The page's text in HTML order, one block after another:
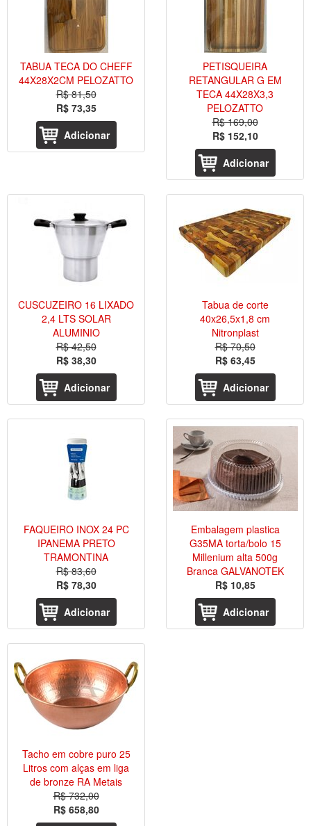
TABUA TECA DO CHEFF
44X28X2CM PELOZATTO
R$ 81,50
R$ 73,35
Adicionar
PETISQUEIRA
RETANGULAR G EM
TECA 44X28X3,3
PELOZATTO
R$ 169,00
R$ 152,10
Adicionar
CUSCUZEIRO 16 LIXADO
2,4 LTS SOLAR
ALUMINIO
R$ 42,50
R$ 38,30
Adicionar
Tabua de corte
40x26,5x1,8 cm
Nitronplast
R$ 70,50
R$ 63,45
Adicionar
FAQUEIRO INOX 24 PC
IPANEMA PRETO
TRAMONTINA
R$ 83,60
R$ 78,30
Adicionar
Embalagem plastica
G35MA torta/bolo 15
Millenium alta 500g
Branca GALVANOTEK
R$ 10,85
Adicionar
Tacho em cobre puro 25
Litros com alças em liga
de bronze RA Metais
R$ 732,00
R$ 658,80